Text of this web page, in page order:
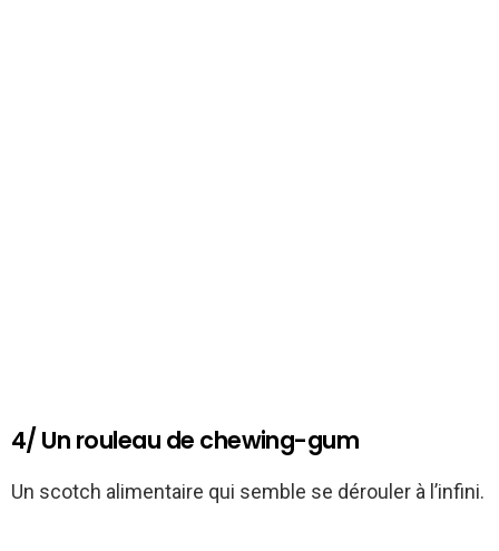
4/ Un rouleau de chewing-gum
Un scotch alimentaire qui semble se dérouler à l’infini.